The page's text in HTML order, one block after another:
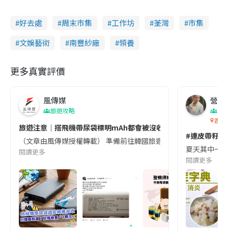
好去處 周末市集 工作坊 荃灣
市集
文娛藝術
南豐紗廠 領養
更多真實評價
風傳媒
旅遊攻略
旅遊注意｜搭飛機帶尿袋標明mAh都會被沒收😱出發前切記檢查
（文章由風傳媒授權轉載） 準備前往韓國旅遊的民眾，近期要
閱讀更多
營養
香港
#連皮帶籽
夏天其中一
閱讀更多